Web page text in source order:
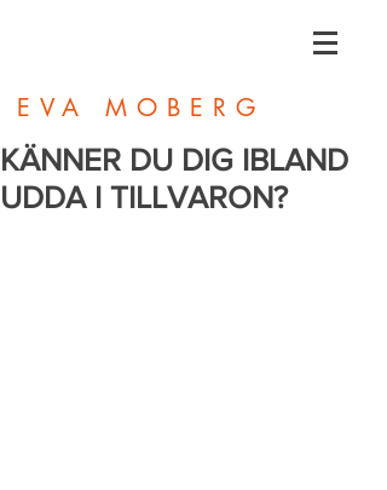
EVA MOBERG
KÄNNER DU DIG IBLAND
UDDA I TILLVARON?